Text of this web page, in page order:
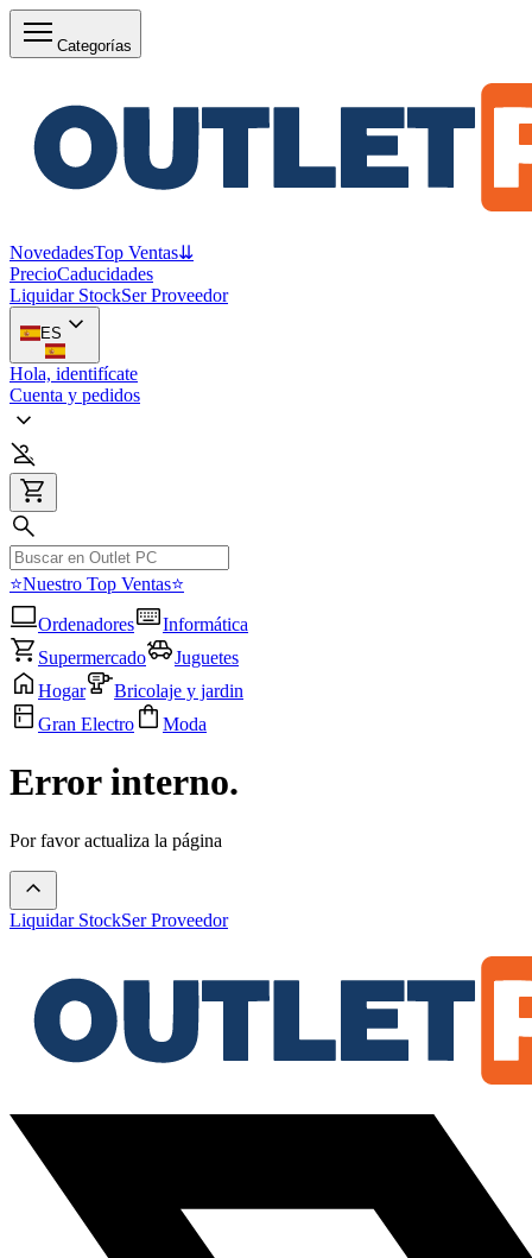
Categorías
NovedadesTop Ventas⇊
PrecioCaducidades
Liquidar StockSer Proveedor
ES
Hola, identifícate
Cuenta y pedidos
⭐Nuestro Top Ventas⭐
Ordenadores
Informática
Supermercado
Juguetes
Hogar
Bricolaje y jardin
Gran Electro
Moda
Error interno.
Por favor actualiza la página
Liquidar StockSer Proveedor